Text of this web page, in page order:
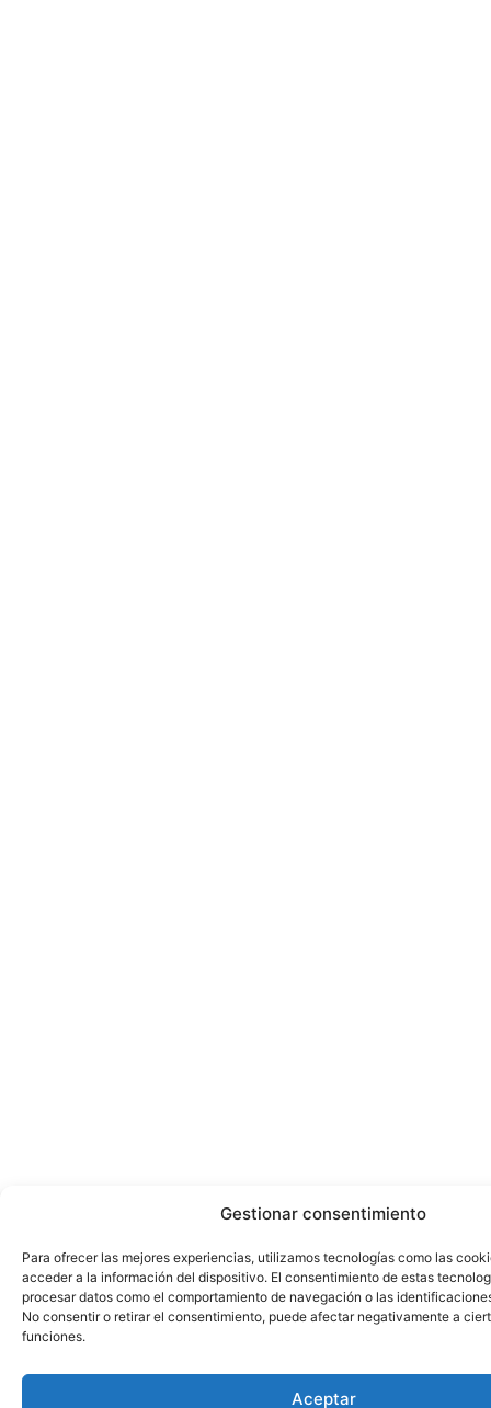
Gestionar consentimiento
Para ofrecer las mejores experiencias, utilizamos tecnologías como las
acceder a la información del dispositivo. El consentimiento de estas
procesar datos como el comportamiento de navegación o las
No consentir o retirar el consentimiento, puede afectar negativamente a
funciones.
Aceptar